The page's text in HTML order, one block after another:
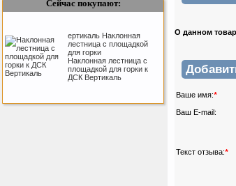
О данном
Ваше имя:*
Ваш E-mail:
Текст отзыва:*
Как заставить женщину
заниматся спортом?
Сейчас покупают:
ертикаль Наклонная
лестница с площадкой
для горки
Наклонная лестница с
площадкой для горки к
ДСК Вертикаль